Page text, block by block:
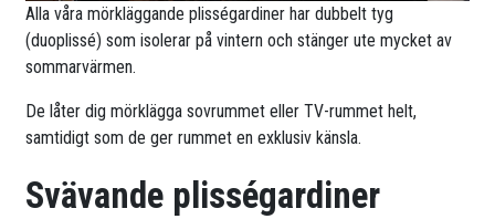
Alla våra mörkläggande plisségardiner har dubbelt tyg
(duoplissé) som isolerar på vintern och stänger ute mycket av
sommarvärmen.
De låter dig mörklägga sovrummet eller TV-rummet helt,
samtidigt som de ger rummet en exklusiv känsla.
Svävande plisségardiner